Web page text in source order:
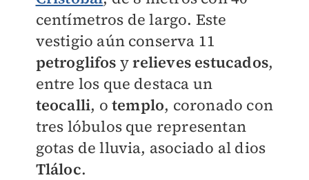
centímetros de largo. Este
vestigio aún conserva 11
petroglifos yrelieves estucados,
entre los que destaca un
teocalli, o templo, coronado con
tres lóbulos que representan
gotas de lluvia, asociado al dios
Tláloc.